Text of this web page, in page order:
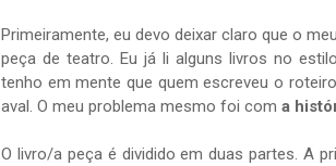
Primeiramente, eu devo deixar claro que o
peça de teatro. Eu já li alguns livros no
tenho em mente que quem escreveu o
aval. O meu problema mesmo foi com a
O livro/a peça é dividido em duas partes. A